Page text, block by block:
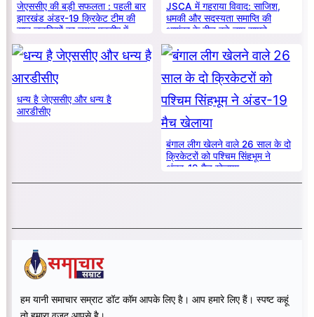
जेएससीए की बड़ी सफलता : पहली बार
झारखंड अंडर-19 क्रिकेट टीम की
सात लड़कियों का चयन एनसीए में
JSCA में गहराया विवाद: साजिश,
धमकी और सदस्यता समाप्ति की
आशंका के बीच बड़े नाम सामने
धन्य है जेएससीए और धन्य है
आरडीसीए
बंगाल लीग खेलने वाले 26 साल के दो
क्रिकेटरों को पश्चिम सिंहभूम ने
अंडर-19 मैच खेलाया
हम यानी समाचार सम्राट डॉट कॉम आपके लिए है। आप हमारे लिए हैं। स्पष्ट कहूं